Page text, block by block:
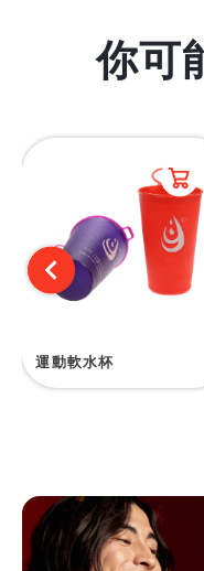
你可
運動軟水杯